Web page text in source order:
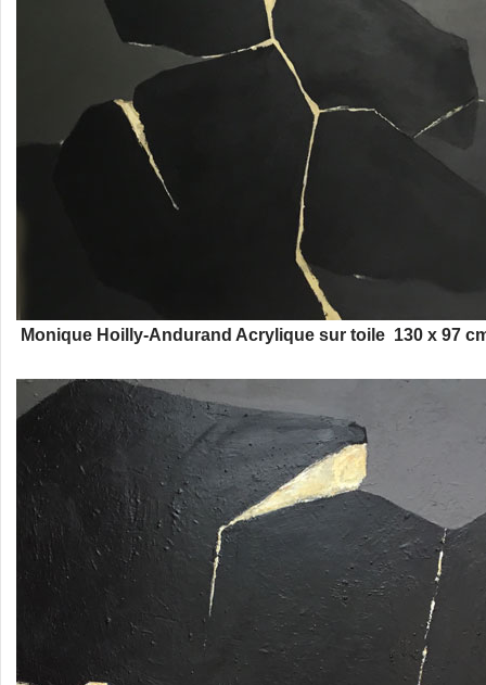
Monique Hoilly-Andurand Acrylique sur toile 130 x 97